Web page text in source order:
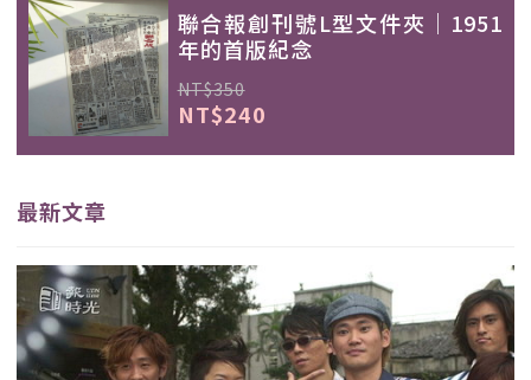
聯合報創刊號L型文件夾｜1951
年的首版紀念
NT$350
NT$240
最新文章